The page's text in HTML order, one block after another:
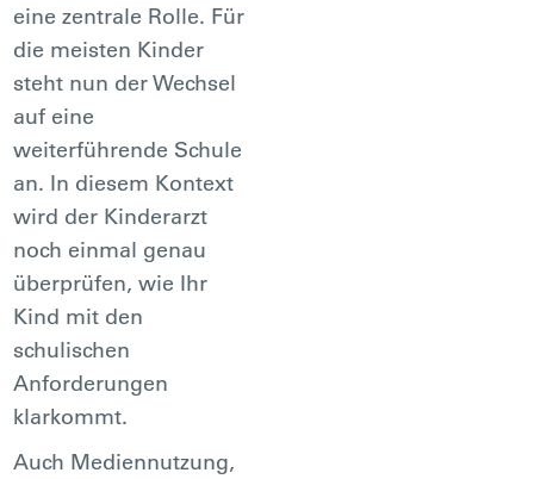
eine zentrale Rolle. Für
die meisten Kinder
steht nun der Wechsel
auf eine
weiterführende Schule
an. In diesem Kontext
wird der Kinderarzt
noch einmal genau
überprüfen, wie Ihr
Kind mit den
schulischen
Anforderungen
klarkommt.
Auch Mediennutzung,